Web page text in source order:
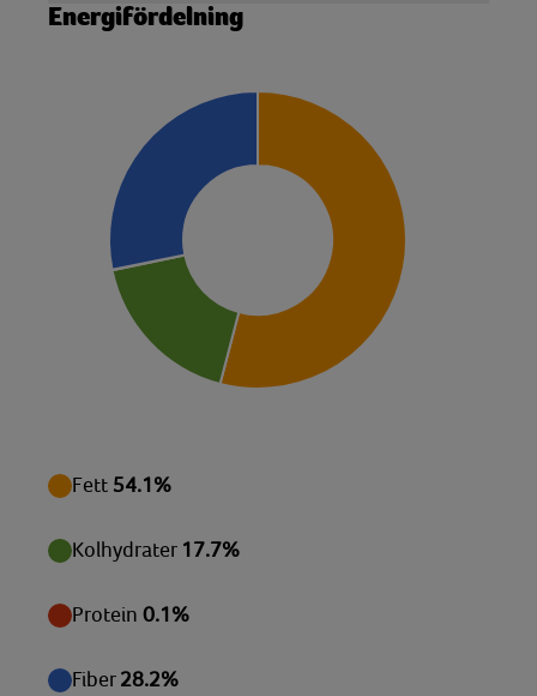
Energifördelning
Fett 54.1%
Kolhydrater 17.7%
Protein 0.1%
Fiber 28.2%